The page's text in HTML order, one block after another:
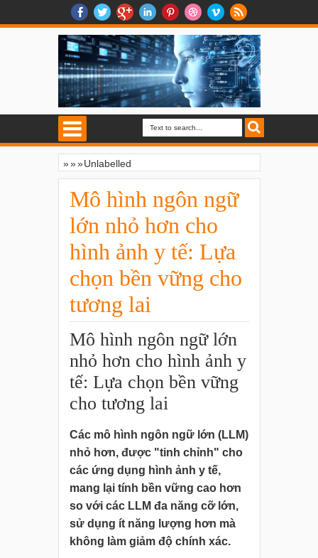
»» Unlabelled
»
Mô hình ngôn ngữ
lớn nhỏ hơn cho
hình ảnh y tế: Lựa
chọn bền vững cho
tương lai
Mô hình ngôn ngữ lớn
nhỏ hơn cho hình ảnh y
tế: Lựa chọn bền vững
cho tương lai
Các mô hình ngôn ngữ lớn (LLM)
nhỏ hơn, được "tinh chỉnh" cho
các ứng dụng hình ảnh y tế,
mang lại tính bền vững cao hơn
so với các LLM đa năng cỡ lớn,
sử dụng ít năng lượng hơn mà
không làm giảm độ chính xác.